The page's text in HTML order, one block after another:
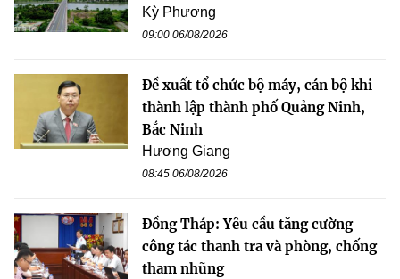
Kỳ Phương
09:00 06/08/2026
Đề xuất tổ chức bộ máy, cán bộ khi
thành lập thành phố Quảng Ninh,
Bắc Ninh
Hương Giang
08:45 06/08/2026
Đồng Tháp: Yêu cầu tăng cường
công tác thanh tra và phòng, chống
tham nhũng